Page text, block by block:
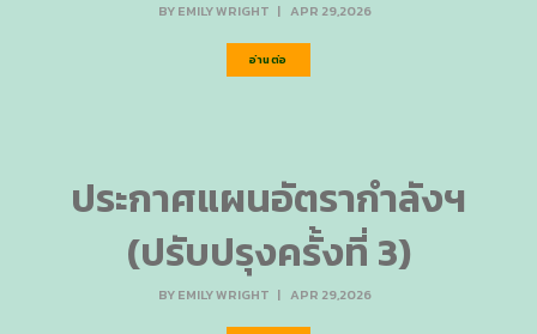
BYEMILY WRIGHT | APR 29,2026
อ่านต่อ
ประกาศแผนอัตรากำลังฯ
(ปรับปรุงครั้งที่ 3)
BYEMILY WRIGHT | APR 29,2026